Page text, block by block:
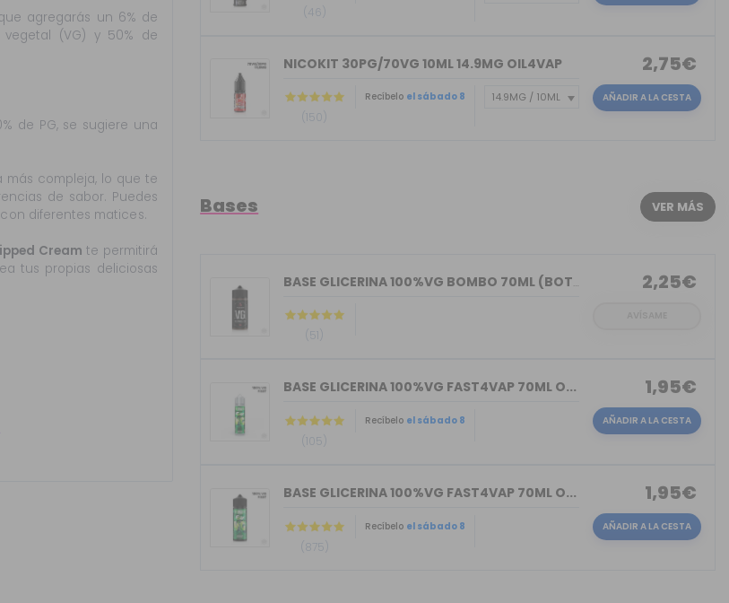
agregarás un 6% de
(VG) y 50% de
de PG, se sugiere una
compleja, lo que te
de sabor. Puedes
diferentes matices.
Cream te permitirá
tus propias deliciosas
(46)
NICOKIT 30PG/70VG 10ML 14.9MG OIL4VAP
(150)
Recíbelo el sábado 8
2,75€
AÑADIR A LA CESTA
Bases VER MÁS
BASE GLICERINA 100%VG BOMBO 70ML (BOT...
(51)
2,25€
BASE GLICERINA 100%VG FAST4VAP 70ML O...
(105)
Recíbelo el sábado 8
1,95€
AÑADIR A LA CESTA
BASE GLICERINA 100%VG FAST4VAP 70ML O...
(875)
Recíbelo el sábado 8
1,95€
AÑADIR A LA CESTA